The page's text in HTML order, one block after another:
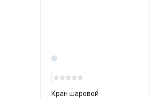
Кран шаровой